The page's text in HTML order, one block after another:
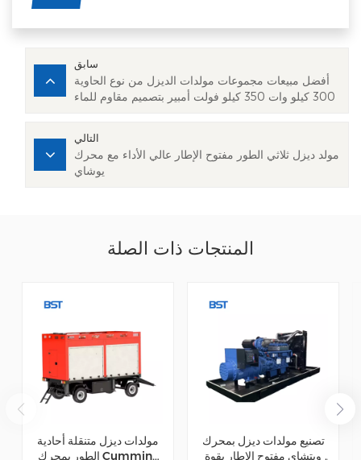
سابق
أفضل مبيعات مجموعات مولدات الديزل من نوع الحاوية
300 كيلو وات 350 كيلو فولت أمبير بتصميم مقاوم للماء
التالي
مولد ديزل ثلاثي الطور مفتوح الإطار عالي الأداء مع محرك
يوشاي
المنتجات ذات الصلة
مولدات ديزل متنقلة أحادية
الطور بمحرك Cummins
تصنيع مولدات ديزل بمحرك
ويتشاي مفتوح الإطار بقوة